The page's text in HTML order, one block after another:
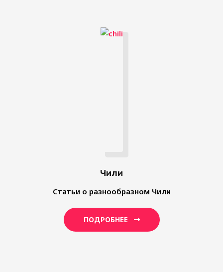
Чили
Статьи о разнообразном Чили
ПОДРОБНЕЕ